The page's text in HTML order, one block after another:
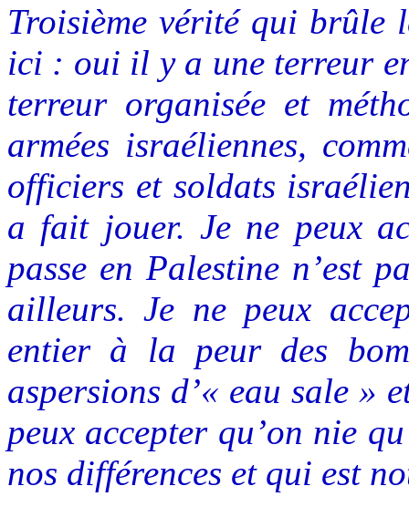
Troisième vérité qui brûle
ici : oui il y a une terreur
terreur organisée et
armées israéliennes,
officiers et soldats
a fait jouer. Je ne peux
passe en Palestine n’est
ailleurs. Je ne peux
entier à la peur des
aspersions d’« eau sale »
peux accepter qu’on nie
nos différences et qui est